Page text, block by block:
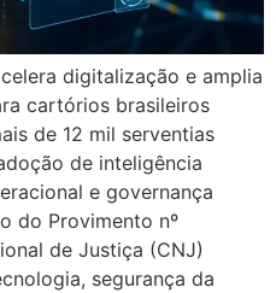
digitalização e amplia
cartórios brasileiros
de 12 mil serventias
de inteligência
e governança
do Provimento nº
de Justiça (CNJ)
segurança da